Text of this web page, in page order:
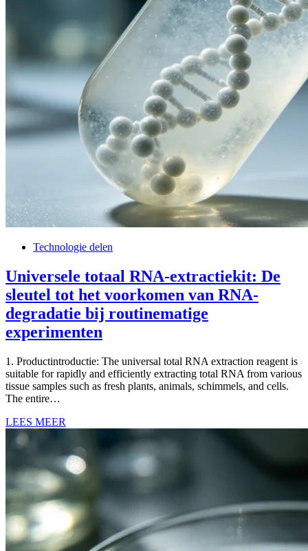
Technologie delen
Universele totaal RNA-extractiekit: De
sleutel tot het voorkomen van RNA-
degradatie bij routinematige
experimenten
1. Productintroductie: The universal total RNA extraction reagent is
suitable for rapidly and efficiently extracting total RNA from various
tissue samples such as fresh plants, animals, schimmels, and cells.
The entire…
LEES MEER